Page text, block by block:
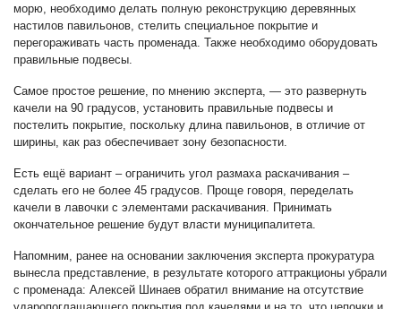
морю, необходимо делать полную реконструкцию деревянных
настилов павильонов, стелить специальное покрытие и
перегораживать часть променада. Также необходимо оборудовать
правильные подвесы.
Самое простое решение, по мнению эксперта, — это развернуть
качели на 90 градусов, установить правильные подвесы и
постелить покрытие, поскольку длина павильонов, в отличие от
ширины, как раз обеспечивает зону безопасности.
Есть ещё вариант – ограничить угол размаха раскачивания –
сделать его не более 45 градусов. Проще говоря, переделать
качели в лавочки с элементами раскачивания. Принимать
окончательное решение будут власти муниципалитета.
Напомним, ранее на основании заключения эксперта прокуратура
вынесла представление, в результате которого аттракционы убрали
с променада: Алексей Шинаев обратил внимание на отсутствие